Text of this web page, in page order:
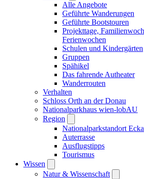
Alle Angebote
Geführte Wanderungen
Geführte Bootstouren
Projekttage,
Ferienwochen
Schulen und Kindergärten
Gruppen
Spähikel
Das fahrende Autheater
Wanderrouten
Verhalten
Schloss Orth an der Donau
Nationalparkhaus wien-lobAU
Region
Nationalparkstandort
Auterrasse
Ausflugstipps
Tourismus
Wissen
Natur & Wissenschaft